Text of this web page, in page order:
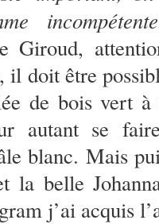
Giroud,
il doit être
de bois vert à
autant se
blanc. Mais
la belle
j’ai acquis